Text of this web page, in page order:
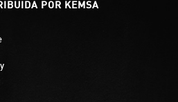
POR KEMSA